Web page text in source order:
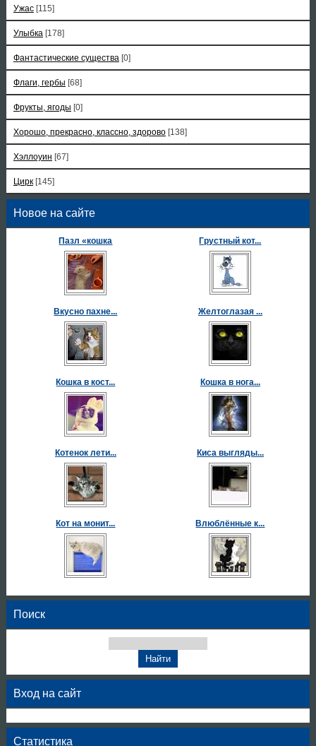
Ужас [115]
Улыбка [178]
Фантастические существа [0]
Флаги, гербы [68]
Фрукты, ягоды [0]
Хорошо, прекрасно, классно, здорово [138]
Хэллоуин [67]
Цирк [145]
Новое на сайте
Пазл «кошка Грустный кот...
Вкусно пахне... Желтоглазая ...
Кошка в кост... Кошка в нога...
Котенок лети... Киса выгляды...
Кот на монит... Влюблённые к...
Поиск
Вход на сайт
Статистика